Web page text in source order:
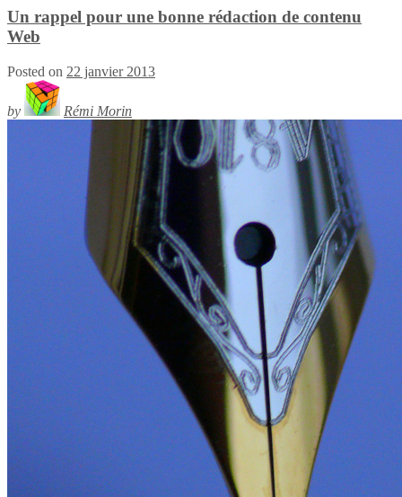
Un rappel pour une bonne rédaction de contenu
Web
Posted on 22 janvier 2013
by Rémi Morin